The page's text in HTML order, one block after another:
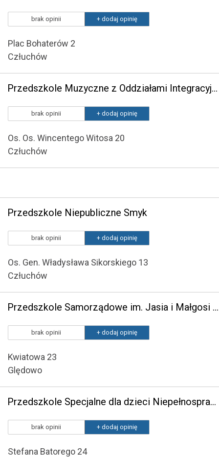
brak opinii + dodaj opinię
Plac Bohaterów 2
Człuchów
Przedszkole Muzyczne z Oddziałami Integracyjnymi Piano +
brak opinii + dodaj opinię
Os. Os. Wincentego Witosa 20
Człuchów
Przedszkole Niepubliczne Smyk
brak opinii + dodaj opinię
Os. Gen. Władysława Sikorskiego 13
Człuchów
Przedszkole Samorządowe im. Jasia i Małgosi w Ględowie
brak opinii + dodaj opinię
Kwiatowa 23
Ględowo
Przedszkole Specjalne dla dzieci Niepełnosprawnych Intelektualnie w Stopniu Umiarkowanym Lub Znacznym, z Autyzmem Oraz Niepełnosprawnościami Sprzężonymi w Specjalnym Ośrodku Szkolno-Wychowawczym w Człuchowie
brak opinii + dodaj opinię
Stefana Batorego 24